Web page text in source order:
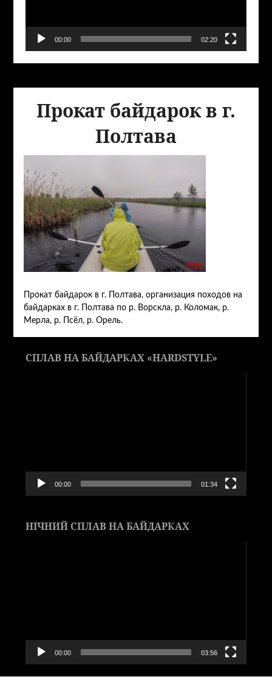
00:00 02:20
Прокат байдарок в г.
Полтава
Прокат байдарок в г. Полтава, организация походов на
байдарках в г. Полтава по р. Ворскла, р. Коломак, р.
Мерла, р. Псёл, р. Орель.
СПЛАВ НА БАЙДАРКАХ «HARDSTYLE»
00:00 01:34
НІЧНИЙ СПЛАВ НА БАЙДАРКАХ
00:00 03:56